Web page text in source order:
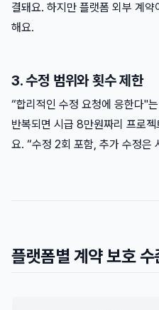
결돼요. 하지만 플랫폼 외부 계
해요.
3. 수정 범위와 횟수 제한
“합리적인 수정 요청에 응한다"
반복되면 시급 8만원짜리 프로
요. “수정 2회 포함, 추가 수정은
플랫폼별 계약 보호 수